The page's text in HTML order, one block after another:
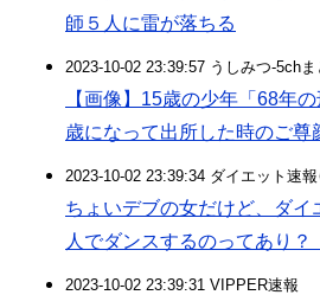
師５人に雷が落ちる
2023-10-02 23:39:57 うしみつ-5chま
【画像】15歳の少年「68年
歳になって出所した時のご尊
2023-10-02 23:39:34 ダイエット速
ちょいデブの女だけど、ダイ
人でダンスするのってあり？
2023-10-02 23:39:31 VIPPER速報